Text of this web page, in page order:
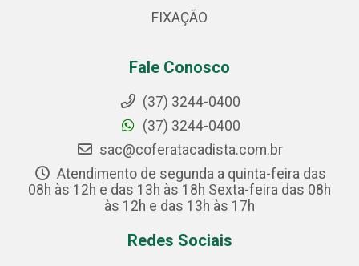
FIXAÇÃO
Fale Conosco
(37) 3244-0400
(37) 3244-0400
sac@coferatacadista.com.br
Atendimento de segunda a quinta-feira das
08h às 12h e das 13h às 18h Sexta-feira das 08h
às 12h e das 13h às 17h
Redes Sociais